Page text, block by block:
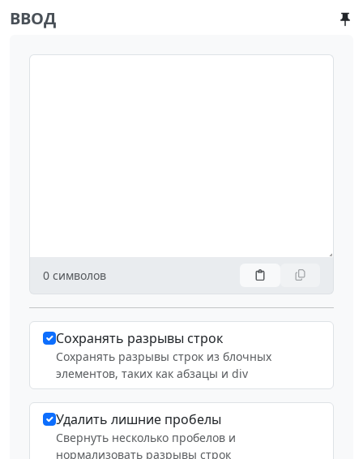
ВВОД
0 символов
Сохранять разрывы строк
Сохранять разрывы строк из блочных
элементов, таких как абзацы и div
Удалить лишние пробелы
Свернуть несколько пробелов и
нормализовать разрывы строк